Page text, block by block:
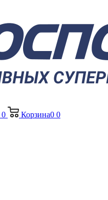
0 Корзина0 0